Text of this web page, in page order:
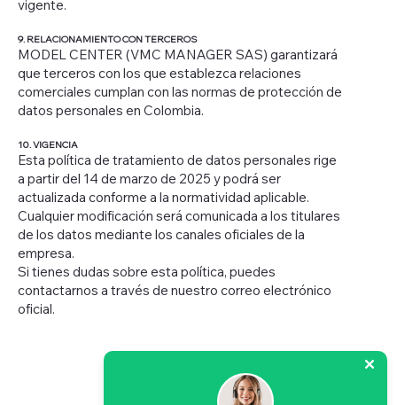
vigente.
9. RELACIONAMIENTO CON TERCEROS
MODEL CENTER (VMC MANAGER SAS) garantizará
que terceros con los que establezca relaciones
comerciales cumplan con las normas de protección de
datos personales en Colombia.
10. VIGENCIA
Esta política de tratamiento de datos personales rige
a partir del 14 de marzo de 2025 y podrá ser
actualizada conforme a la normatividad aplicable.
Cualquier modificación será comunicada a los titulares
de los datos mediante los canales oficiales de la
empresa.
Si tienes dudas sobre esta política, puedes
contactarnos a través de nuestro correo electrónico
oficial.